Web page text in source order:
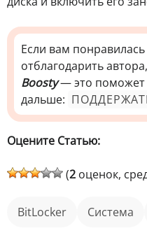
Если вам
отблагодарить
Boosty— это поможет
дальше:
Оцените Статью:
(2 оценок,
BitLocker Система